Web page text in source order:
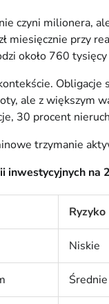
czyni milionera,
miesięcznie przy
około 760
Obligacje
ale z większym
30 procent
trzymanie
inwestycyjnych na
Ryzyko
Niskie
Średnie